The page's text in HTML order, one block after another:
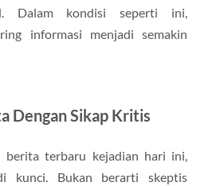
Dalam kondisi seperti ini,
informasi menjadi semakin
Dengan Sikap Kritis
berita terbaru kejadian hari ini,
kunci. Bukan berarti skeptis